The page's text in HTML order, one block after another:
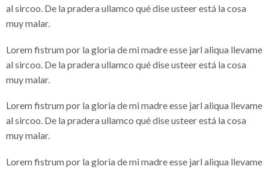
al sircoo. De la pradera ullamco qué dise usteer está la cosa
muy malar.
Lorem fistrum por la gloria de mi madre esse jarl aliqua llevame
al sircoo. De la pradera ullamco qué dise usteer está la cosa
muy malar.
Lorem fistrum por la gloria de mi madre esse jarl aliqua llevame
al sircoo. De la pradera ullamco qué dise usteer está la cosa
muy malar.
Lorem fistrum por la gloria de mi madre esse jarl aliqua llevame